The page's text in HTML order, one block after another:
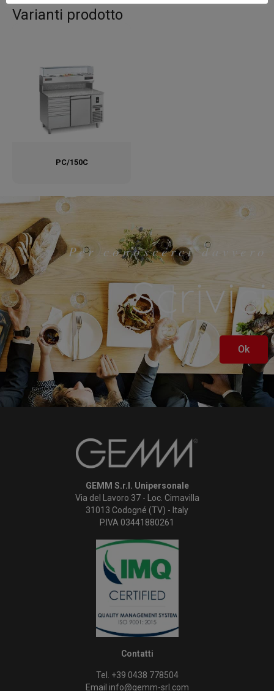
Varianti prodotto
PC/150C
Per conoscerci davvero
Scrivici
Ok
GEMM S.r.l. Unipersonale
Via del Lavoro 37 - Loc. Cimavilla
31013 Codogné (TV) - Italy
P.IVA 03441880261
Contatti
Tel. +39 0438 778504
Email info@gemm-srl.com